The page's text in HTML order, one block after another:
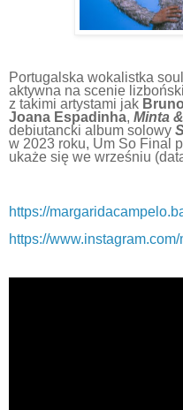
Portugalska wokalistka soul
aktywna na scenie
z takimi artystami jak
Joana Espadinha, Minta
debiutancki album solowy
w 2023 roku, Um So Final
ukaże się we wrześniu
https://
https://